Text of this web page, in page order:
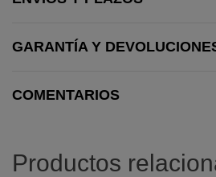
GARANTÍA Y
COMENTARIOS
Productos